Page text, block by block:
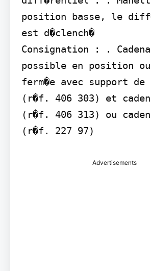
position basse, le
est d�clench�
Consignation : .
possible en position
ferm�e avec support de
(r�f. 406 303) et
(r�f. 406 313) ou
(r�f. 227 97)
Advertisements